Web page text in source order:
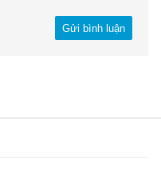
Gửi bình luận